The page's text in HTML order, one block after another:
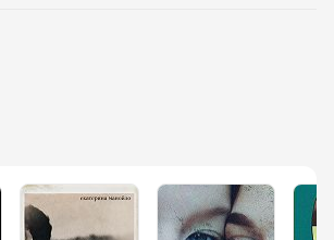
или Android, чтобы не расставаться